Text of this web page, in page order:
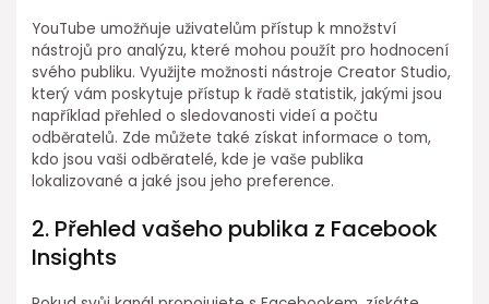
YouTube umožňuje uživatelům přístup k množství
nástrojů pro analýzu, které mohou použít pro hodnocení
svého publiku. Využijte možnosti nástroje Creator Studio,
který vám poskytuje přístup k řadě statistik, jakými jsou
například přehled o sledovanosti videí a počtu
odběratelů. Zde můžete také získat informace o tom,
kdo jsou vaši odběratelé, kde je vaše publika
lokalizované a jaké jsou jeho preference.
2. Přehled vašeho publika z Facebook
Insights